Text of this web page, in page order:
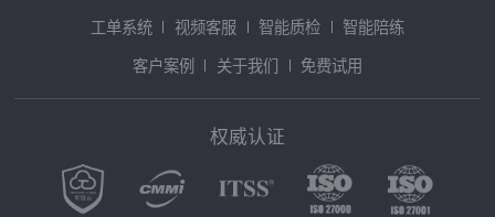
工单系统
视频客服 智能质检
智能陪练
客户案例
关于我们 免费试用
权威认证